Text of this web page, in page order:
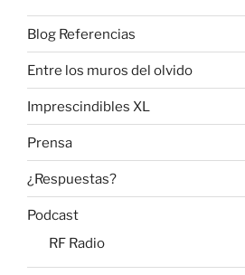
Blog Referencias
Entre los muros del olvido
Imprescindibles XL
Prensa
¿Respuestas?
Podcast
RF Radio